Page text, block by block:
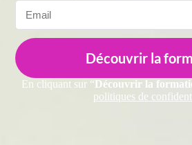
Découvrir la
En cliquant sur “Découvrir la
politiques de